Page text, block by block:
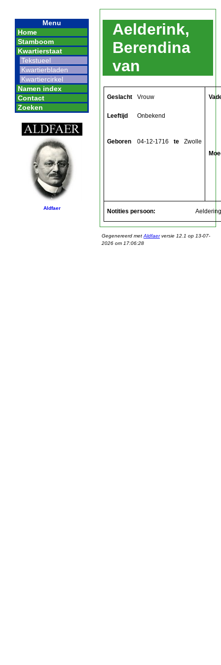
Menu
Home
Stamboom
Kwartierstaat
Tekstueel
Kwartierbladen
Kwartiercirkel
Namen index
Contact
Zoeken
Aldfaer
Aelderink,
Berendina
van
Geslacht Vrouw
Leeftijd Onbekend
Geboren 04-12-1716 te Zwolle
Notities persoon:
Gegenereerd met Aldfaerversie 12.1 op 13-07-
2026 om 17:06:28